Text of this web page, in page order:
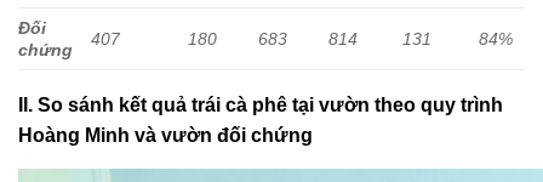
Đối
chứng
407 180 683 814 131 84%
II. So sánh kết quả trái cà phê tại vườn theo quy trình
Hoàng Minh và vườn đối chứng